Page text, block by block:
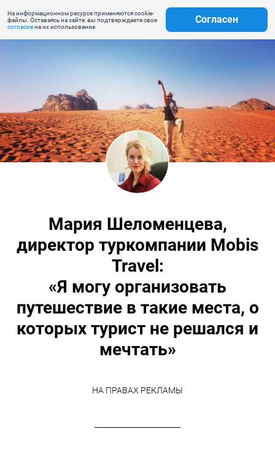
На информационном ресурсе применяются cookie-
файлы. Оставаясь на сайте, вы подтверждаете свое
согласиена их использование.
Согласен
Мария Шеломенцева,
директор туркомпании Mobis
Travel:
«Я могу организовать
путешествие в такие места, о
которых турист не решался и
мечтать»
НА ПРАВАХ РЕКЛАМЫ